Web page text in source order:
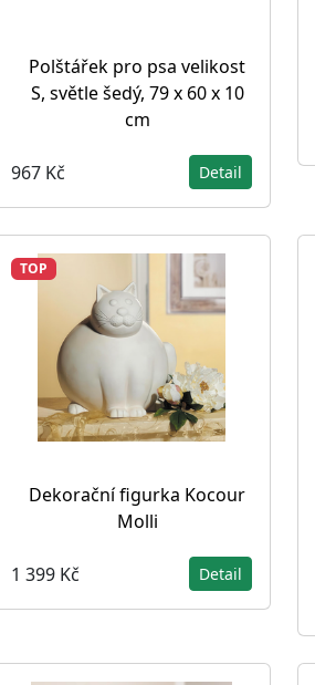
Polštářek pro psa velikost
S, světle šedý, 79 x 60 x 10
cm
967 Kč Detail
TOP
Dekorační figurka Kocour
Molli
1 399 Kč Detail